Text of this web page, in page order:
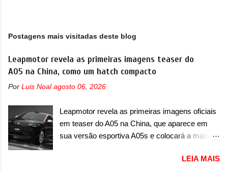
Postagens mais visitadas deste blog
Leapmotor revela as primeiras imagens teaser do
A05 na China, como um hatch compacto
Por Luis Noal agosto 06, 2026
Leapmotor revela as primeiras imagens oficiais
em teaser do A05 na China, que aparece em
sua versão esportiva A05s e colocará a marca
apresentando uma rápida expansão na China
LEIA MAIS